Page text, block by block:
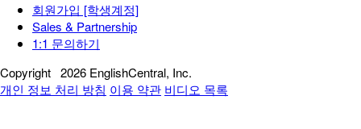
회원가입 [학생계정]
Sales & Partnership
1:1 문의하기
Copyright 2026 EnglishCentral, Inc.
개인 정보 처리 방침 이용 약관 비디오 목록